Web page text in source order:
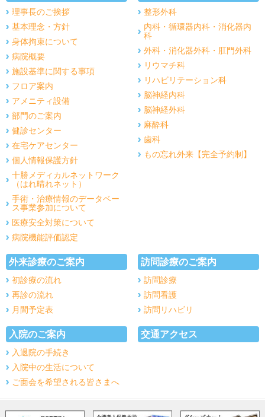
理事長のご挨拶
基本理念・方針
身体拘束について
病院概要
施設基準に関する事項
フロア案内
アメニティ設備
部門のご案内
健診センター
在宅ケアセンター
個人情報保護方針
十勝メディカルネットワーク
（はれ晴れネット）
手術・治療情報のデータベー
ス事業参加について
医療安全対策について
病院機能評価認定
整形外科
内科・循環器内科・消化器内
科
外科・消化器外科・肛門外科
リウマチ科
リハビリテーション科
脳神経内科
脳神経外科
麻酔科
歯科
もの忘れ外来【完全予約制】
外来診療のご案内
初診療の流れ
再診の流れ
月間予定表
訪問診療のご案内
訪問診療
訪問看護
訪問リハビリ
入院のご案内
入退院の手続き
入院中の生活について
ご面会を希望される皆さまへ
交通アクセス